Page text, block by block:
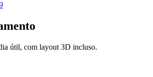
útil, com layout 3D incluso.